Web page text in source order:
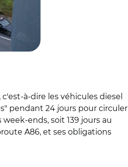
à-dire les véhicules diesel
pendant 24 jours pour circuler
ends, soit 139 jours au
A86, et ses obligations